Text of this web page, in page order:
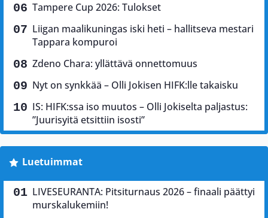
Tampere Cup 2026: Tulokset
Liigan maalikuningas iski heti – hallitseva mestari
Tappara kompuroi
Zdeno Chara: yllättävä onnettomuus
Nyt on synkkää – Olli Jokisen HIFK:lle takaisku
IS: HIFK:ssa iso muutos – Olli Jokiselta paljastus:
”Juurisyitä etsittiin isosti”
Luetuimmat
LIVESEURANTA: Pitsiturnaus 2026 – finaali päättyi
murskalukemiin!